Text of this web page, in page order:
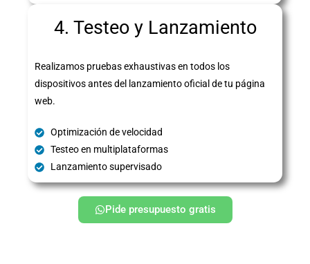
4. Testeo y Lanzamiento
Realizamos pruebas exhaustivas en todos los
dispositivos antes del lanzamiento oficial de tu página
web.
Optimización de velocidad
Testeo en multiplataformas
Lanzamiento supervisado
Pide presupuesto gratis